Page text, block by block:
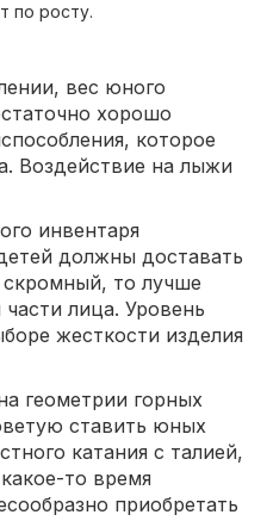
по росту.
вес юного
хорошо
которое
Воздействие на лыжи
инвентаря
должны доставать
скромный, то лучше
лица. Уровень
жесткости изделия
геометрии горных
ставить юных
катания с талией,
то время
приобретать